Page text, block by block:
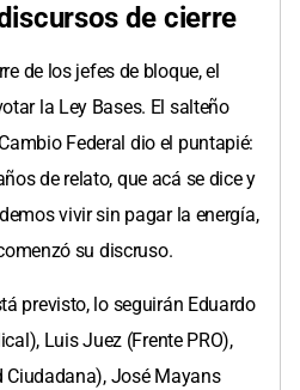
de cierre
de los jefes de bloque, el
la Ley Bases. El salteño
Federal dio el puntapié:
de relato, que acá se dice y
vivir sin pagar la energía,
su discruso.
previsto, lo seguirán Eduardo
Luis Juez (Frente PRO),
José Mayans